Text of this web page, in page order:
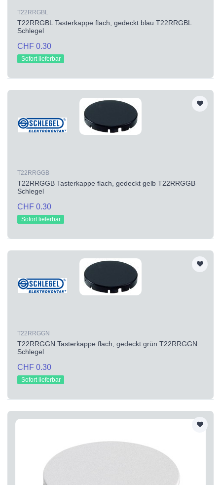
T22RRGBL
T22RRGBL Tasterkappe flach, gedeckt blau T22RRGBL
Schlegel
CHF 0.30
Sofort lieferbar
T22RRGGB
T22RRGGB Tasterkappe flach, gedeckt gelb T22RRGGB
Schlegel
CHF 0.30
Sofort lieferbar
T22RRGGN
T22RRGGN Tasterkappe flach, gedeckt grün T22RRGGN
Schlegel
CHF 0.30
Sofort lieferbar